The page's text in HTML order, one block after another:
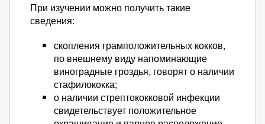
При изучении можно получить такие
сведения:
скопления грамположительных кокков,
по внешнему виду напоминающие
виноградные гроздья, говорят о наличии
стафилококка;
о наличии стрептококковой инфекции
свидетельствует положительное